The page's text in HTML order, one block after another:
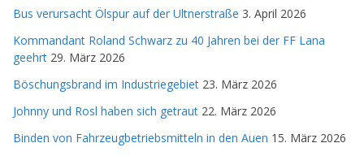
Bus verursacht Ölspur auf der Ultnerstraße 3. April 2026
Kommandant Roland Schwarz zu 40 Jahren bei der FF Lana
geehrt 29. März 2026
Böschungsbrand im Industriegebiet 23. März 2026
Johnny und Rosl haben sich getraut 22. März 2026
Binden von Fahrzeugbetriebsmitteln in den Auen 15. März 2026